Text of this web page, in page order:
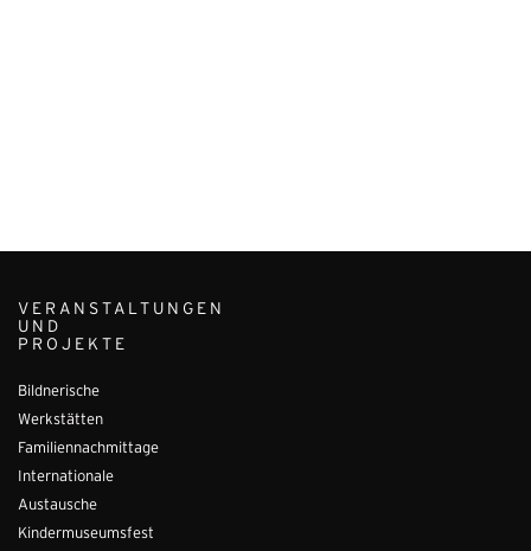
VERANSTALTUNGEN
UND
PROJEKTE
Bildnerische
Werkstätten
Familiennachmittage
Internationale
Austausche
Kindermuseumsfest